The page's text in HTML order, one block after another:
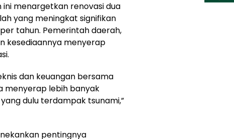
menargetkan renovasi dua
yang meningkat signifikan
tahun. Pemerintah daerah,
kesediaannya menyerap
dan keuangan bersama
menyerap lebih banyak
dulu terdampak tsunami,”
pentingnya